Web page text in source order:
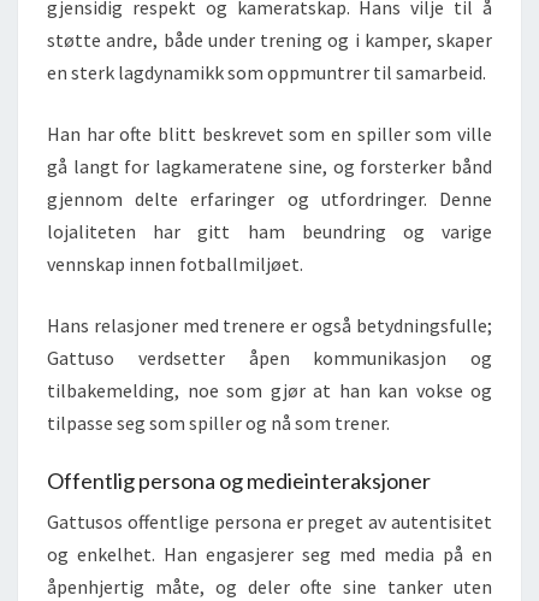
gjensidig respekt og kameratskap. Hans vilje til å
støtte andre, både under trening og i kamper, skaper
en sterk lagdynamikk som oppmuntrer til samarbeid.
Han har ofte blitt beskrevet som en spiller som ville
gå langt for lagkameratene sine, og forsterker bånd
gjennom delte erfaringer og utfordringer. Denne
lojaliteten har gitt ham beundring og varige
vennskap innen fotballmiljøet.
Hans relasjoner med trenere er også betydningsfulle;
Gattuso verdsetter åpen kommunikasjon og
tilbakemelding, noe som gjør at han kan vokse og
tilpasse seg som spiller og nå som trener.
Offentlig persona og medieinteraksjoner
Gattusos offentlige persona er preget av autentisitet
og enkelhet. Han engasjerer seg med media på en
åpenhjertig måte, og deler ofte sine tanker uten